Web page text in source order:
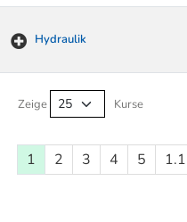
Hydraulik
Zeige Kurse
1 2 3 4 5